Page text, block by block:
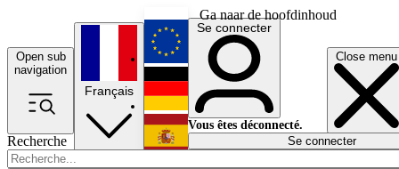
Ga naar de hoofdinhoud
Open sub
navigation
Close menu
Recherche
Français
English
Deutsch
Español
Se connecter
Vous êtes déconnecté.
Se connecter